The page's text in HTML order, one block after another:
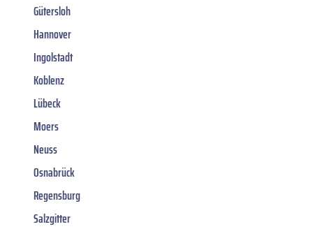
Gütersloh
Hannover
Ingolstadt
Koblenz
Lübeck
Moers
Neuss
Osnabrück
Regensburg
Salzgitter